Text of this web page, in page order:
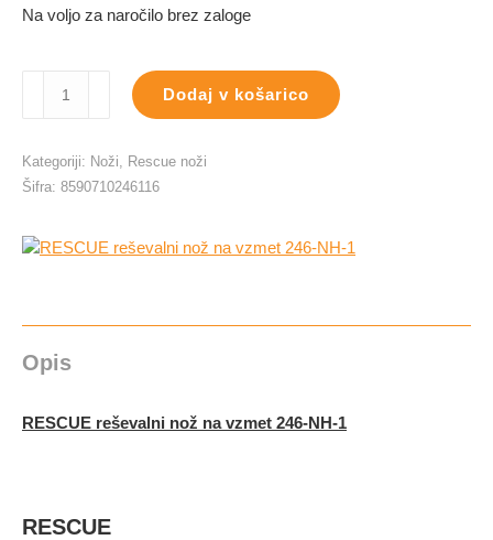
Na voljo za naročilo brez zaloge
reševalni
vzmet
246-
1
Dodaj v košarico
Kategoriji: Noži, Rescue noži
Šifra: 8590710246116
Opis
RESCUE reševalni nož na vzmet 246-NH-1
RESCUE